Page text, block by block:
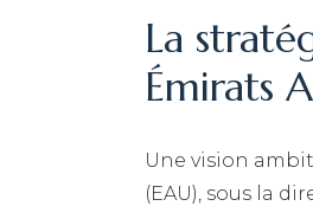
La
Émirats
Une vision
(EAU), sous la